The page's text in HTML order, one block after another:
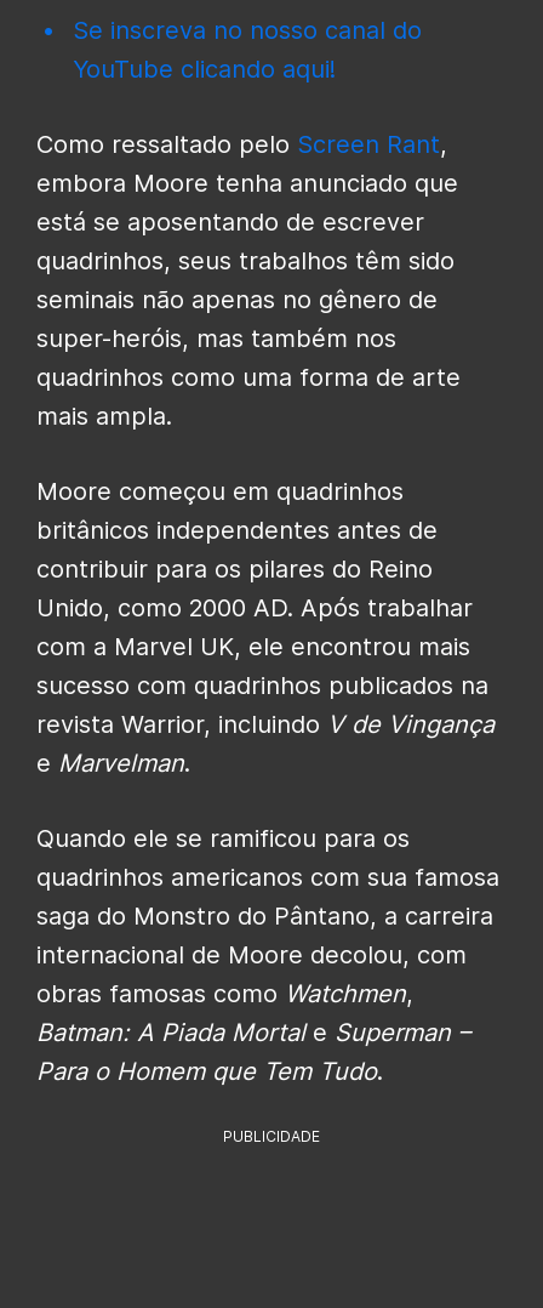
Se inscreva no nosso canal do
YouTube clicando aqui!
Como ressaltado pelo Screen Rant,
embora Moore tenha anunciado que
está se aposentando de escrever
quadrinhos, seus trabalhos têm sido
seminais não apenas no gênero de
super-heróis, mas também nos
quadrinhos como uma forma de arte
mais ampla.
Moore começou em quadrinhos
britânicos independentes antes de
contribuir para os pilares do Reino
Unido, como 2000 AD. Após trabalhar
com a Marvel UK, ele encontrou mais
sucesso com quadrinhos publicados na
revista Warrior, incluindo V de Vingança
e Marvelman.
Quando ele se ramificou para os
quadrinhos americanos com sua famosa
saga do Monstro do Pântano, a carreira
internacional de Moore decolou, com
obras famosas como Watchmen,
Batman: A Piada Mortale Superman –
Para o Homem que Tem Tudo.
PUBLICIDADE